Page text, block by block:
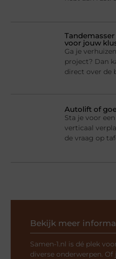
voor jouw
Ga je
project? Dan
direct over de
Autolift of
Sta je voor
verticaal
de vraag op
Bekijk meer
Samen-1.nl is dé plek
diverse onderwerpen.